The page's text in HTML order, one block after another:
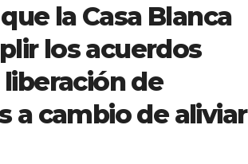
la Casa Blanca
los acuerdos
de
a cambio de aliviar